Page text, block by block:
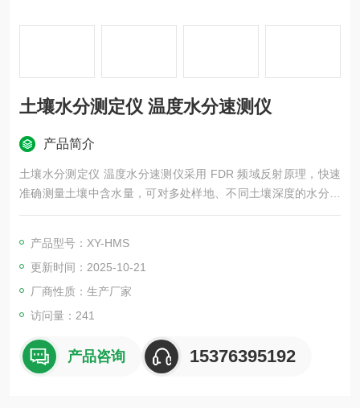
土壤水分测定仪 温度水分速测仪
产品简介
土壤水分测定仪 温度水分速测仪采用 FDR 频域反射原理，快速
准确测量土壤中含水量，可对多处样地、不同土壤深度的水分含
量进行快速检测和长期连续监测。
产品型号：XY-HMS
更新时间：2025-10-21
厂商性质：生产厂家
访问量：241
产品咨询 15376395192